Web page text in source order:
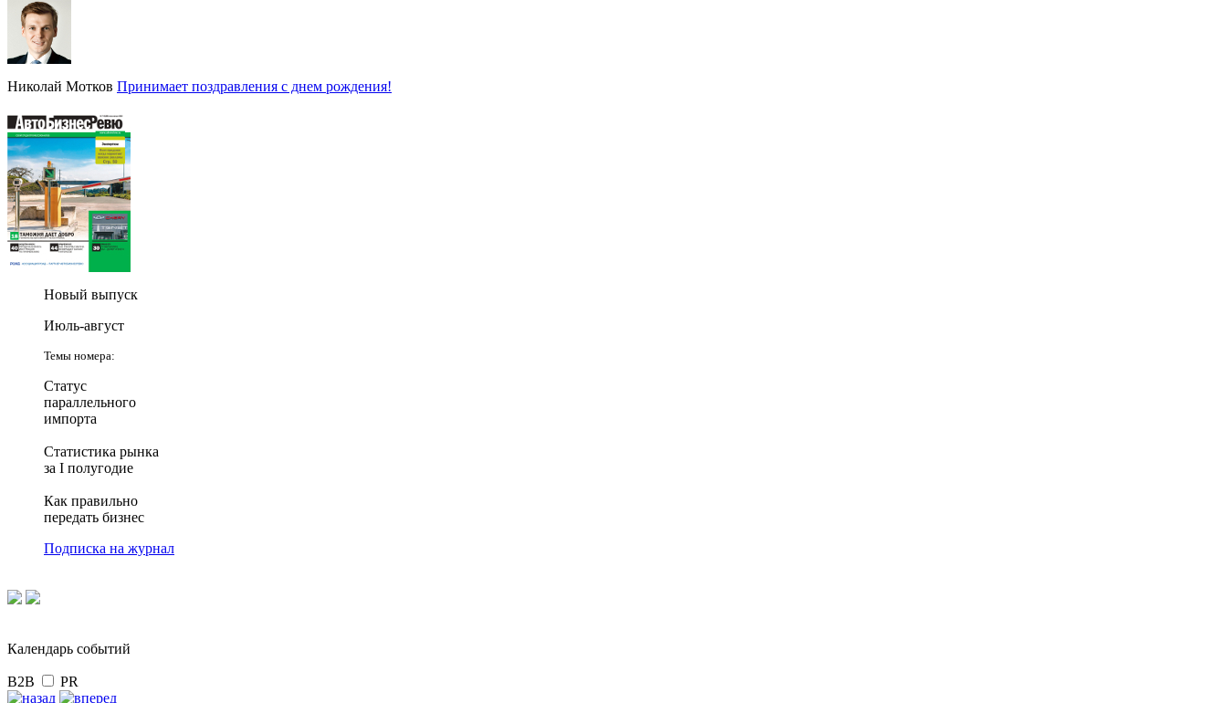
Николай Мотков Принимает поздравления с днем рождения!
Новый выпуск
Июль-август
Темы номера:
Статус
параллельного
импорта
Статистика рынка
за I полугодие
Как правильно
передать бизнес
Подписка на журнал
Календарь событий
B2B PR